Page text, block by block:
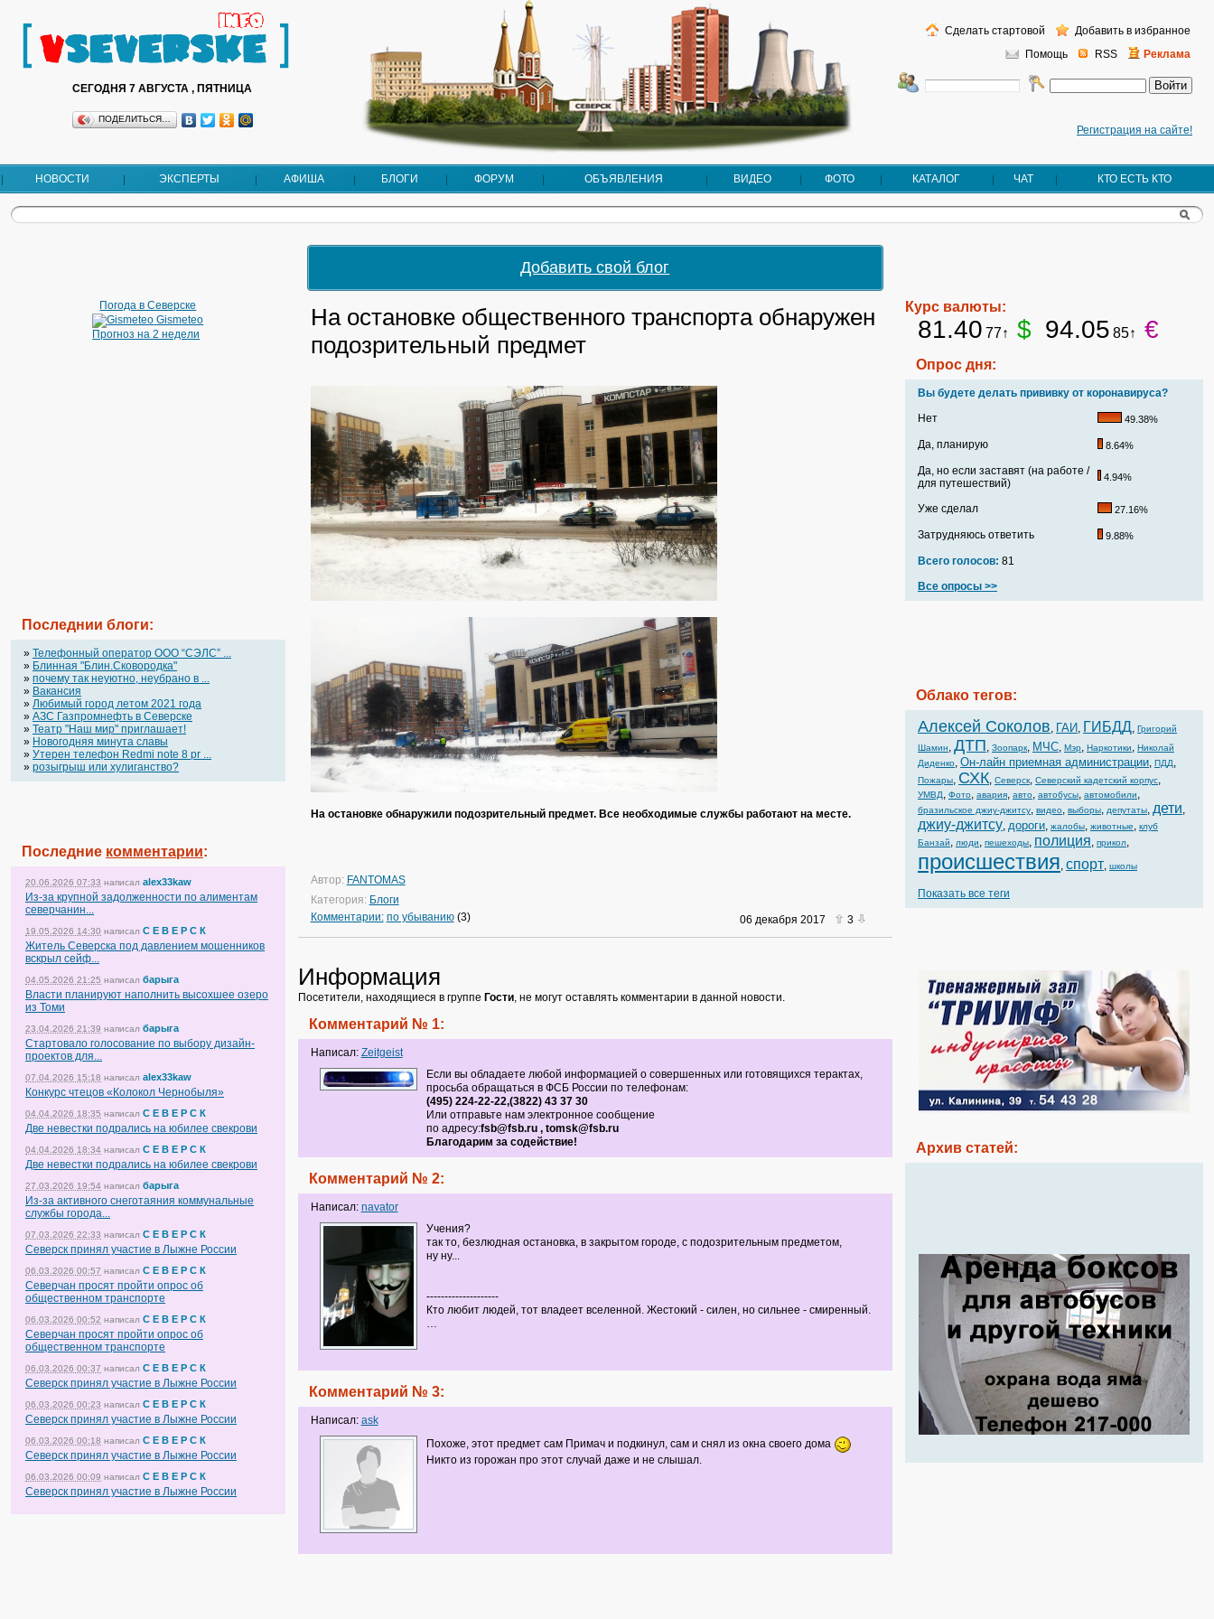
СЕГОДНЯ 7 АВГУСТА , ПЯТНИЦА
ПОДЕЛИТЬСЯ…
Регистрация на сайте!
Помощь RSS Реклама
Сделать стартовой Добавить в избранное
НОВОСТИ ЭКСПЕРТЫ АФИША БЛОГИ ФОРУМ ОБЪЯВЛЕНИЯ ВИДЕО ФОТО КАТАЛОГ ЧАТ КТО ЕСТЬ КТО
Погода в Северске
Gismeteo
Прогноз на 2 недели
Последнии блоги:
» Телефонный оператор OOO “СЭЛС” ...
» Блинная "Блин.Сковородка"
» почему так неуютно, неубрано в ...
» Вакансия
» Любимый город летом 2021 года
» АЗС Газпромнефть в Северске
» Театр "Наш мир" приглашает!
» Новогодняя минута славы
» Утерен телефон Redmi note 8 pr ...
» розыгрыш или хулиганство?
Последние комментарии:
20.06.2026 07:33 написал alex33kaw
Из-за крупной задолженности по алиментам
северчанин...
19.05.2026 14:30 написал С Е В Е Р С К
Житель Северска под давлением мошенников
вскрыл сейф...
04.05.2026 21:25 написал барыга
Власти планируют наполнить высохшее озеро
из Томи
23.04.2026 21:39 написал барыга
Стартовало голосование по выбору дизайн-
проектов для...
07.04.2026 15:18 написал alex33kaw
Конкурс чтецов «Колокол Чернобыля»
04.04.2026 18:35 написал С Е В Е Р С К
Две невестки подрались на юбилее свекрови
04.04.2026 18:34 написал С Е В Е Р С К
Две невестки подрались на юбилее свекрови
27.03.2026 19:54 написал барыга
Из-за активного снеготаяния коммунальные
службы города...
07.03.2026 22:33 написал С Е В Е Р С К
Северск принял участие в Лыжне России
06.03.2026 00:57 написал С Е В Е Р С К
Северчан просят пройти опрос об
общественном транспорте
06.03.2026 00:52 написал С Е В Е Р С К
Северчан просят пройти опрос об
общественном транспорте
06.03.2026 00:37 написал С Е В Е Р С К
Северск принял участие в Лыжне России
06.03.2026 00:23 написал С Е В Е Р С К
Северск принял участие в Лыжне России
06.03.2026 00:18 написал С Е В Е Р С К
Северск принял участие в Лыжне России
06.03.2026 00:09 написал С Е В Е Р С К
Северск принял участие в Лыжне России
Добавить свой блог
На остановке общественного транспорта обнаружен
подозрительный предмет
На остановке обнаружили подозрительный предмет. Все необходимые службы работают на месте.
Автор: FANTOMAS
Категория: Блоги
Комментарии: по убыванию(3) 06 декабря 2017 3
Информация
Посетители, находящиеся в группе Гости, не могут оставлять комментарии в данной новости.
Комментарий № 1:
Написал: Zeitgeist
Если вы обладаете любой информацией о совершенных или готовящихся терактах,
просьба обращаться в ФСБ России по телефонам:
(495) 224-22-22,(3822) 43 37 30
Или отправьте нам электронное сообщение
по адресу:fsb@fsb.ru , tomsk@fsb.ru
Благодарим за содействие!
Комментарий № 2:
Написал: navator
Учения?
так то, безлюдная остановка, в закрытом городе, с подозрительным предметом,
ну ну...
--------------------
Кто любит людей, тот владеет вселенной. Жестокий - силен, но сильнее - смиренный.
Комментарий № 3:
Написал: ask
Похоже, этот предмет сам Примач и подкинул, сам и снял из окна своего дома
Никто из горожан про этот случай даже и не слышал.
Курс валюты:
81.40 77↑ $ 94.05 85↑ €
Опрос дня:
Вы будете делать прививку от коронавируса?
Нет
49.38%
Да, планирую 8.64%
Да, но если заставят (на работе /
для путешествий)
4.94%
Уже сделал 27.16%
Затрудняюсь ответить 9.88%
Всего голосов: 81
Все опросы >>
Облако тегов:
Алексей Соколов, ГАИ, ГИБДД, Григорий
Шамин, ДТП, Зоопарк, МЧС, Мэр, Наркотики, Николай
Диденко, Он-лайн приемная администрации, ПДД,
Пожары, СХК, Северск, Северский кадетский корпус,
УМВД, Фото, авария, авто, автобусы, автомобили,
бразильское джиу-джитсу, видео, выборы, депутаты, дети,
джиу-джитсу, дороги, жалобы, животные, клуб
Банзай, люди, пешеходы, полиция, прикол,
происшествия, спорт, школы
Показать все теги
Архив статей: